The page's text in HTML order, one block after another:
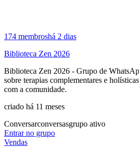
174 membroshá 2 dias
Biblioteca Zen 2026
Biblioteca Zen 2026 - Grupo de
sobre terapias complementares e
com a comunidade.
criado há 11 meses
Conversarconversasgrupo ativo
Entrar no grupo
Vendas